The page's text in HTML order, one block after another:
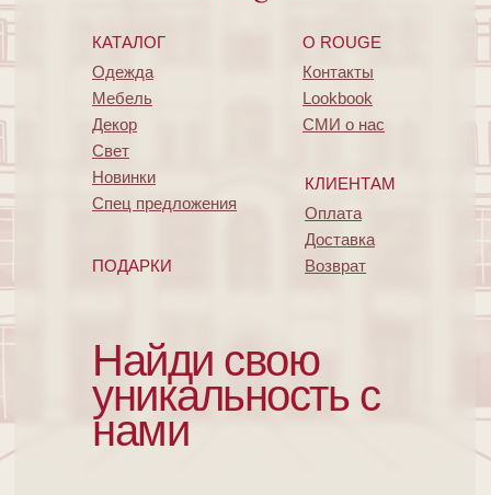
КАТАЛОГ
ПОДАРКИ
O ROUGE
КЛИЕНТАМ
Одежда
Мебель
Декор
Свет
Новинки
Спец предложения
Контакты
Lookbook
СМИ о нас
Оплата
Доставка
Возврат
Найди свою
уникальность с
нами